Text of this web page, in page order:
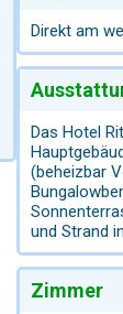
Direkt am
Das Hotel
(beheizbar
und Strand
Zimmer